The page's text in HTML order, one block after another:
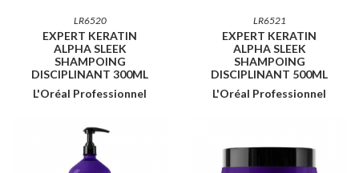
LR6520
EXPERT KERATIN
ALPHA SLEEK
SHAMPOING
DISCIPLINANT 300ML
L'Oréal Professionnel
LR6521
EXPERT KERATIN
ALPHA SLEEK
SHAMPOING
DISCIPLINANT 500ML
L'Oréal Professionnel